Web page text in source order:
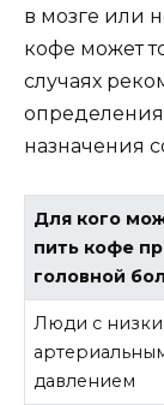
в мозге или
кофе может
случаях
назначения
Для кого
пить кофе
головной
Люди с
давлением